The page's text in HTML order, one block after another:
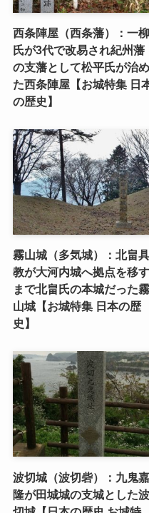
西条陣屋（西条藩）：一柳
氏が3代で改易され紀州藩
の支藩として松平氏が治め
た西条陣屋【お城特集 日
の歴史】
霧山城（多気城）：北畠具
教が大河内城へ拠点を移す
まで北畠氏の本城だった霧
山城【お城特集 日本の歴
史】
波切城（波切砦）：九鬼嘉
隆が田城城の支城とした波